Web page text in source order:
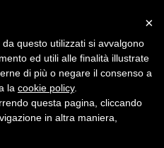
×
questo utilizzati si avvalgono
ed utili alle finalità illustrate
di più o negare il consenso a
la cookie policy.
questa pagina, cliccando
in altra maniera,